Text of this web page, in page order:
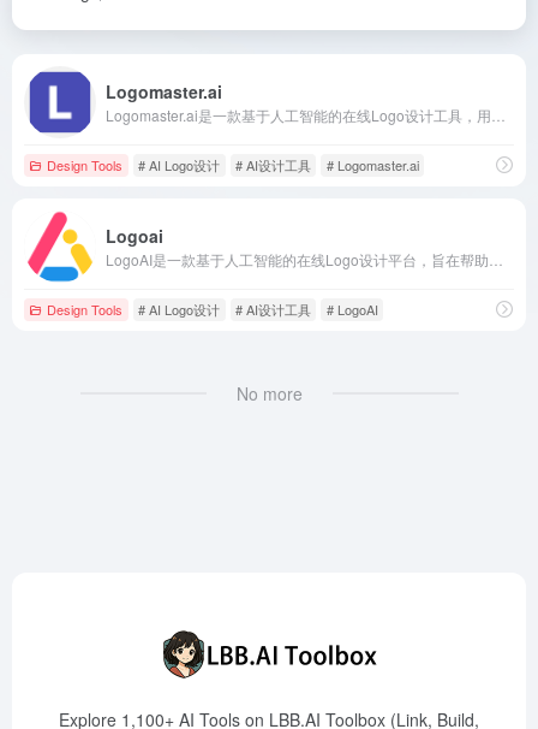
Logomaster.ai
Design Tools # AI Logo设计 # AI设计工具 # Logomaster.ai
Logoai
Design Tools # AI Logo设计 # AI设计工具 # LogoAI
No more
Explore 1,100+ AI Tools on LBB.AI Toolbox (Link, Build,